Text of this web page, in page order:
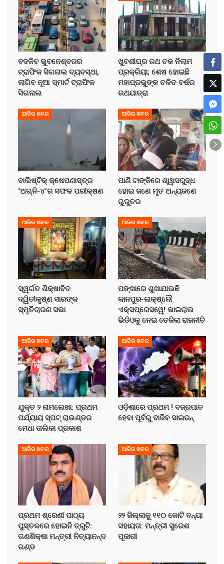
ବଦଳିବ ଭୁବନେଶ୍ବରର
ଟ୍ରାଫିକ ସିଗନାଲ ବ୍ୟବସ୍ଥା,
ଲାଗିବ ନୂଆ ସ୍ମାର୍ଟ ଟ୍ରାଫିକ
ସିଗନାଲ
ଖୁବଶୀଘ୍ର ରଥ ଚକ ନିଲାମ
ପ୍ରକ୍ରିୟା; ଶେଷ ହୋଇଛି
ମହାପ୍ରଭୁଙ୍କ ଚଳିତ ବର୍ଷର
ରଥଯାତ୍ରା
ଆଜିର ଖବର
ବାଲିଷ୍ଟିକ୍ କ୍ଷେପଣାସ୍ତ୍ର
‘ଅଗ୍ନି-୪’ର ସଫଳ ପରୀକ୍ଷଣ
ଆଜିର ଖବର
ପାଣି ଟାଙ୍କିରେ ଶ୍ୱାସରୁଦ୍ଧ
ହୋଇ ଜଣେ ମୃତ ଅନ୍ୟଜଣେ
ଗୁରୁତର
ଆଜିର ଖବର
ସ୍ୱର୍ଗତ ଶିକ୍ଷାବିତ
ଦ୍ୱିତୀକୃଷ୍ଣ ସାରଙ୍କ
ସ୍ମୃତିଚାରଣ ସଭା
ଆଜିର ଖବର
ପଙ୍ଖାରେ ଶୁଖାଯାଉଛି
କାନପୁର-ଲକ୍ଷ୍ନୌ
ଏକ୍ସପ୍ରେସୱେ! ଭାଇରାଲ
ଭିଡିଓକୁ ନେଇ ତେଜିଲା ରାଜନୀତି
ଆଜିର ଖବର
ଯୁକ୍ତ ୨ ନାମଲେଖା: ପ୍ରଥମ
ପର୍ଯ୍ୟାୟ ସ୍ପଟ୍ ରାଉଣ୍ଡର
ମେଧା ତାଲିକା ପ୍ରକାଶ
ଆଜିର ଖବର
ଓଡ଼ିଶାରେ ପ୍ରଥମ ! ବଜ୍ରପାତ
ହେବା ପୂର୍ବରୁ ବାଜିବ ସାଇରନ୍
ଆଜିର ଖବର
ପ୍ରଥମ ଶ୍ରେଣୀ ପାଠ୍ୟ
ପୁସ୍ତକରେ ହୋଇନି ତ୍ରୁଟି:
ଗଣଶିକ୍ଷା ମନ୍ତ୍ରୀ ନିତ୍ୟାନନ୍ଦ
ଗଣ୍ଡ
ଆଜିର ଖବର
୨୨ ଜିଲ୍ଲାକୁ ୧୧୦ କୋଟି ବନ୍ୟା
ସହାୟତା: ମନ୍ତ୍ରୀ ସୁରେଶ
ପୂଜାରୀ